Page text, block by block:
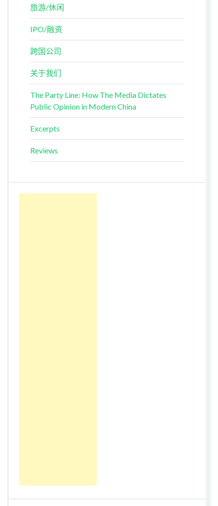
旅游/休闲
IPO/融资
跨国公司
关于我们
The Party Line: How The Media Dictates
Public Opinion in Modern China
Excerpts
Reviews